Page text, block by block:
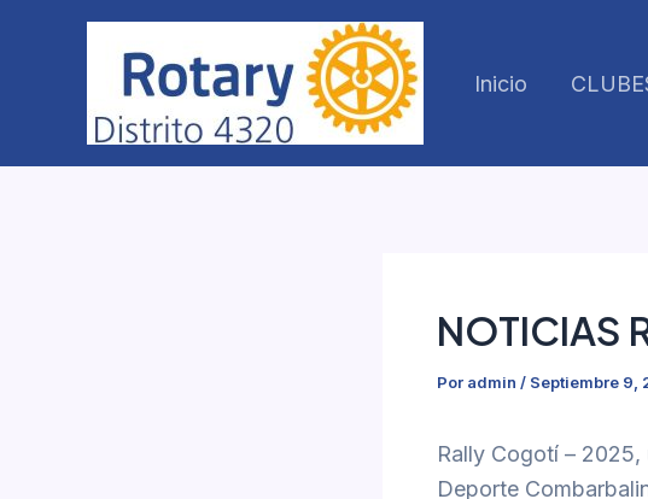
Inicio
NOTICIAS
Por admin / Septiembre 9,
Rally Cogotí –
Deporte